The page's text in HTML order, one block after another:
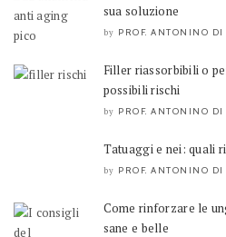
sua soluzione
by PROF. ANTONINO DI
Filler riassorbibili o
possibili rischi
by PROF. ANTONINO DI
Tatuaggi e nei: quali
by PROF. ANTONINO DI
Come rinforzare le
sane e belle